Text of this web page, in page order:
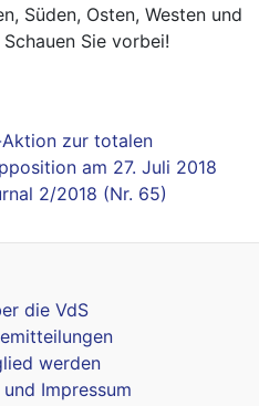
Süden, Osten, Westen und
Sie vorbei!
zur totalen
am 27. Juli 2018
2/2018 (Nr. 65)
die VdS
werden
Impressum